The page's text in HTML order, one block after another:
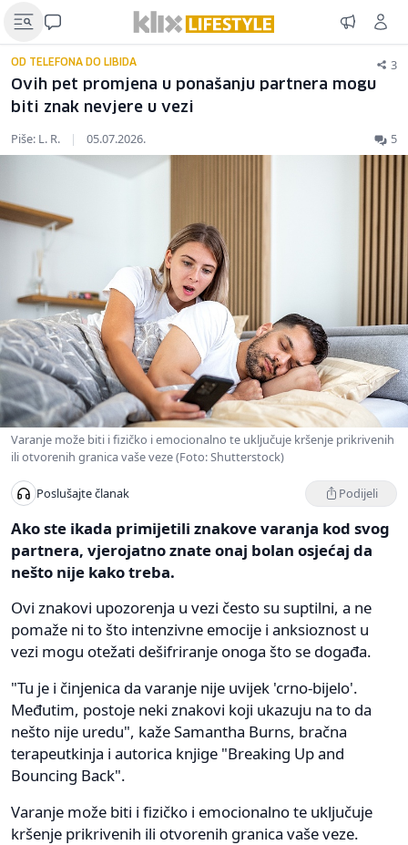
OD TELEFONA DO LIBIDA 3
Ovih pet promjena u ponašanju partnera mogu
biti znak nevjere u vezi
Piše: L. R. | 05.07.2026. 5
Varanje može biti i fizičko i emocionalno te uključuje kršenje prikrivenih
ili otvorenih granica vaše veze (Foto: Shutterstock)
Poslušajte članak Podijeli
Ako ste ikada primijetili znakove varanja kod svog
partnera, vjerojatno znate onaj bolan osjećaj da
nešto nije kako treba.
Ovi znakovi upozorenja u vezi često su suptilni, a ne
pomaže ni to što intenzivne emocije i anksioznost u
vezi mogu otežati dešifriranje onoga što se događa.
"Tu je i činjenica da varanje nije uvijek 'crno-bijelo'.
Međutim, postoje neki znakovi koji ukazuju na to da
nešto nije uredu", kaže Samantha Burns, bračna
terapeutkinja i autorica knjige "Breaking Up and
Bouncing Back".
Varanje može biti i fizičko i emocionalno te uključuje
kršenje prikrivenih ili otvorenih granica vaše veze.